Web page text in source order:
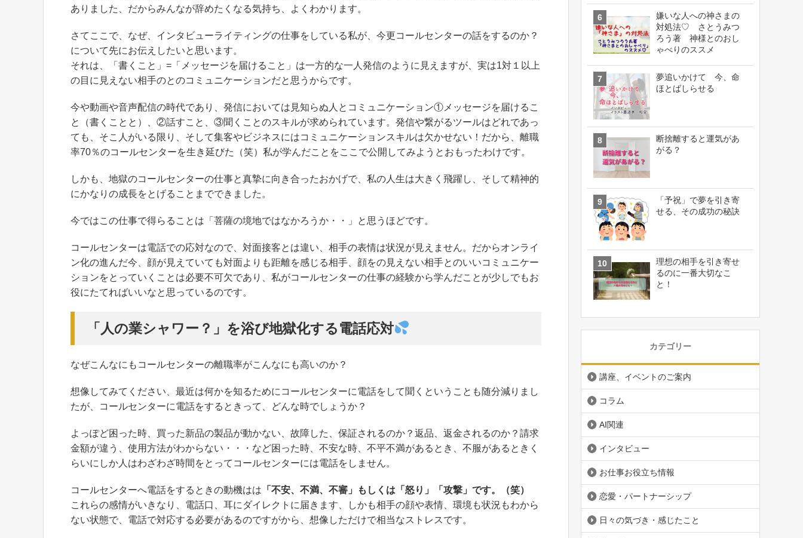
ありました、だからみんなが辞めたくなる気持ち、よくわかります。
さてここで、なぜ、インタビューライティングの仕事をしている私が、今更コールセンターの話をするのか？
について先にお伝えしたいと思います。
それは、「書くこと」=「メッセージを届けること」は一方的な一人発信のように見えますが、実は1対１以上
の目に見えない相手のとのコミュニケーションだと思うからです。
今や動画や音声配信の時代であり、発信においては見知らぬ人とコミュニケーション①メッセージを届けるこ
と（書くことと）、②話すこと、③聞くことのスキルが求められています。発信や繋がるツールはどれであっ
ても、そこ人がいる限り、そして集客やビジネスにはコミュニケーションスキルは欠かせない！だから、離職
率70％のコールセンターを生き延びた（笑）私が学んだことをここで公開してみようとおもったわけです。
しかも、地獄のコールセンターの仕事と真摯に向き合ったおかげで、私の人生は大きく飛躍し、そして精神的
にかなりの成長をとげることまでできました。
今ではこの仕事で得らることは「菩薩の境地ではなかろうか・・」と思うほどです。
コールセンターは電話での応対なので、対面接客とは違い、相手の表情は状況が見えません。だからオンライ
ン化の進んだ今、顔が見えていても対面よりも距離を感じる相手、顔をの見えない相手とのいいコミュニケー
ションをとっていくことは必要不可欠であり、私がコールセンターの仕事の経験から学んだことが少しでもお
役にたてればいいなと思っているのです。
「人の業シャワー？」を浴び地獄化する電話応対
なぜこんなにもコールセンターの離職率がこんなにも高いのか？
想像してみてください、最近は何かを知るためにコールセンターに電話をして聞くということも随分減りまし
たが、コールセンターに電話をするときって、どんな時でしょうか？
よっぽど困った時、買った新品の製品が動かない、故障した、保証されるのか？返品、返金されるのか？請求
金額が違う、使用方法がわからない・・・など困った時、不安な時、不平不満があるとき、不服があるときく
らいにしか人はわざわざ時間をとってコールセンターには電話をしません。
コールセンターへ電話をするときの動機はは 「不安、不満、不審」もしくは「怒り」「攻撃」です。（笑）
これらの感情がいきなり、電話口、耳にダイレクトに届きます、しかも相手の顔や表情、環境も状況もわから
ない状態で、電話で対応する必要があるのですがから、想像しただけで相当なストレスです。
嫌いな人への神さまの
対処法♡ さとうみつ
ろう著 神様とのおし
ゃべりのススメ
夢追いかけて 今、命
ほとばしらせる
断捨離すると運気があ
がる？
「予祝」で夢を引き寄
せる、その成功の秘訣
理想の相手を引き寄せ
るのに一番大切なこ
と！
カテゴリー
講座、イベントのご案内
コラム
AI関連
インタビュー
お仕事お役立ち情報
恋愛・パートナーシップ
日々の気づき・感じたこと